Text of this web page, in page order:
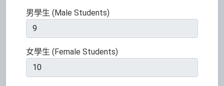
男學生 (Male Students)
女學生 (Female Students)